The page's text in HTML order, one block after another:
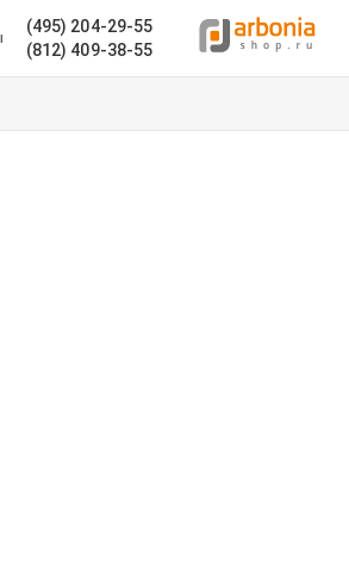
(495) 204-29-55
(812) 409-38-55